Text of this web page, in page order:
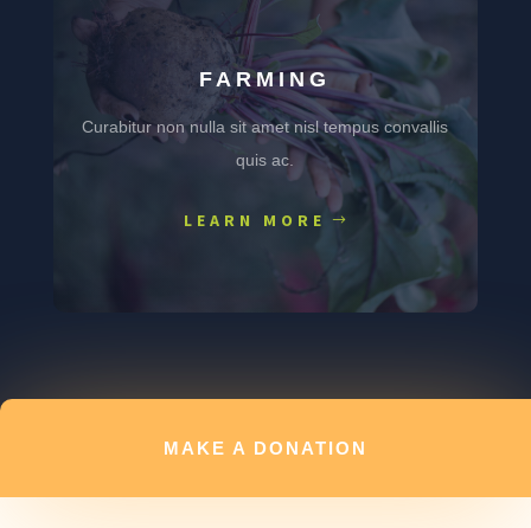
FARMING
Curabitur non nulla sit amet nisl tempus convallis
quis ac.
LEARN MORE
MAKE A DONATION